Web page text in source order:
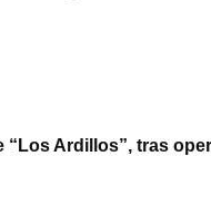
“Los Ardillos”, tras